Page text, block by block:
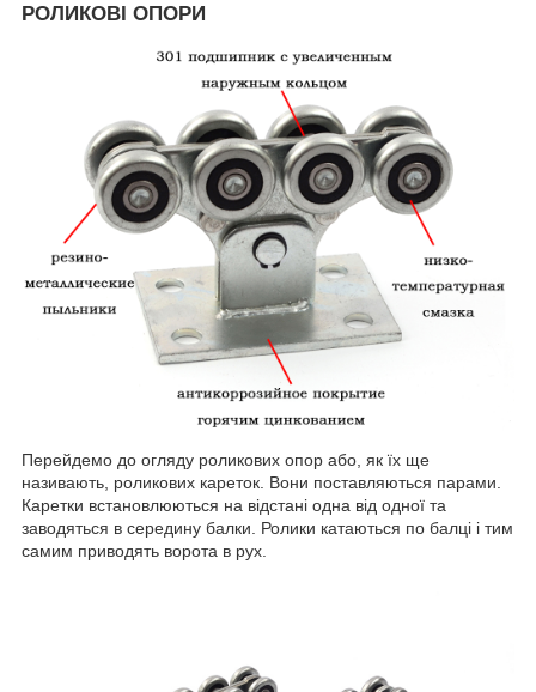
РОЛИКОВІ ОПОРИ
Перейдемо до огляду роликових опор або, як їх ще
називають, роликових кареток. Вони поставляються парами.
Каретки встановлюються на відстані одна від одної та
заводяться в середину балки. Ролики катаються по балці і тим
самим приводять ворота в рух.